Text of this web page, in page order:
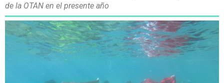
de la OTAN en el presente año